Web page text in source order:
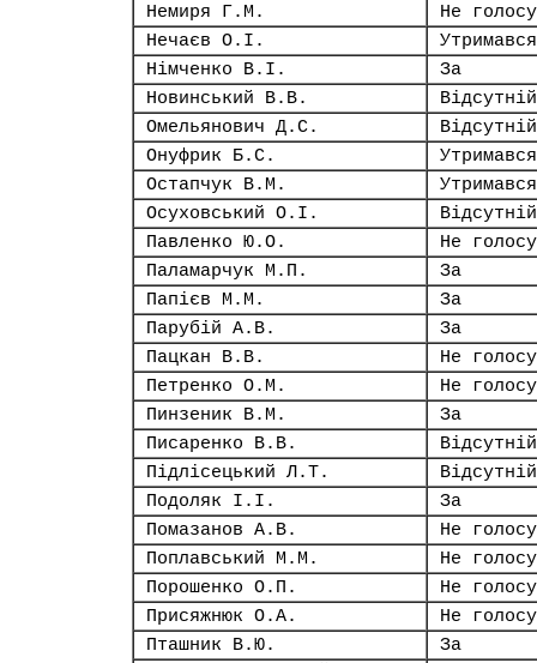
Немиря Г.М.
Не
Нечаєв О.І.
Утримався
Німченко В.І.
За
Новинський В.В.
Відсутній
Омельянович Д.С.
Відсутній
Онуфрик Б.С.
Утримався
Остапчук В.М.
Утримався
Осуховський О.І.
Відсутній
Павленко Ю.О.
Не
Паламарчук М.П.
За
Папієв М.М.
За
Парубій А.В.
За
Пацкан В.В.
Не
Петренко О.М.
Не
Пинзеник В.М.
За
Писаренко В.В.
Відсутній
Підлісецький Л.Т.
Відсутній
Подоляк І.І.
За
Помазанов А.В.
Не
Поплавський М.М.
Не
Порошенко О.П.
Не
Присяжнюк О.А.
Не
Пташник В.Ю.
За